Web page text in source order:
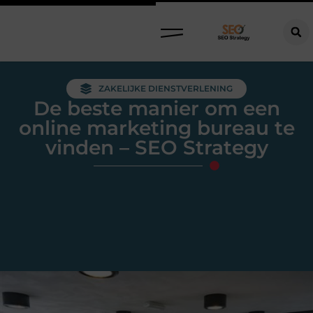
ZAKELIJKE DIENSTVERLENING
De beste manier om een
online marketing bureau te
vinden – SEO Strategy